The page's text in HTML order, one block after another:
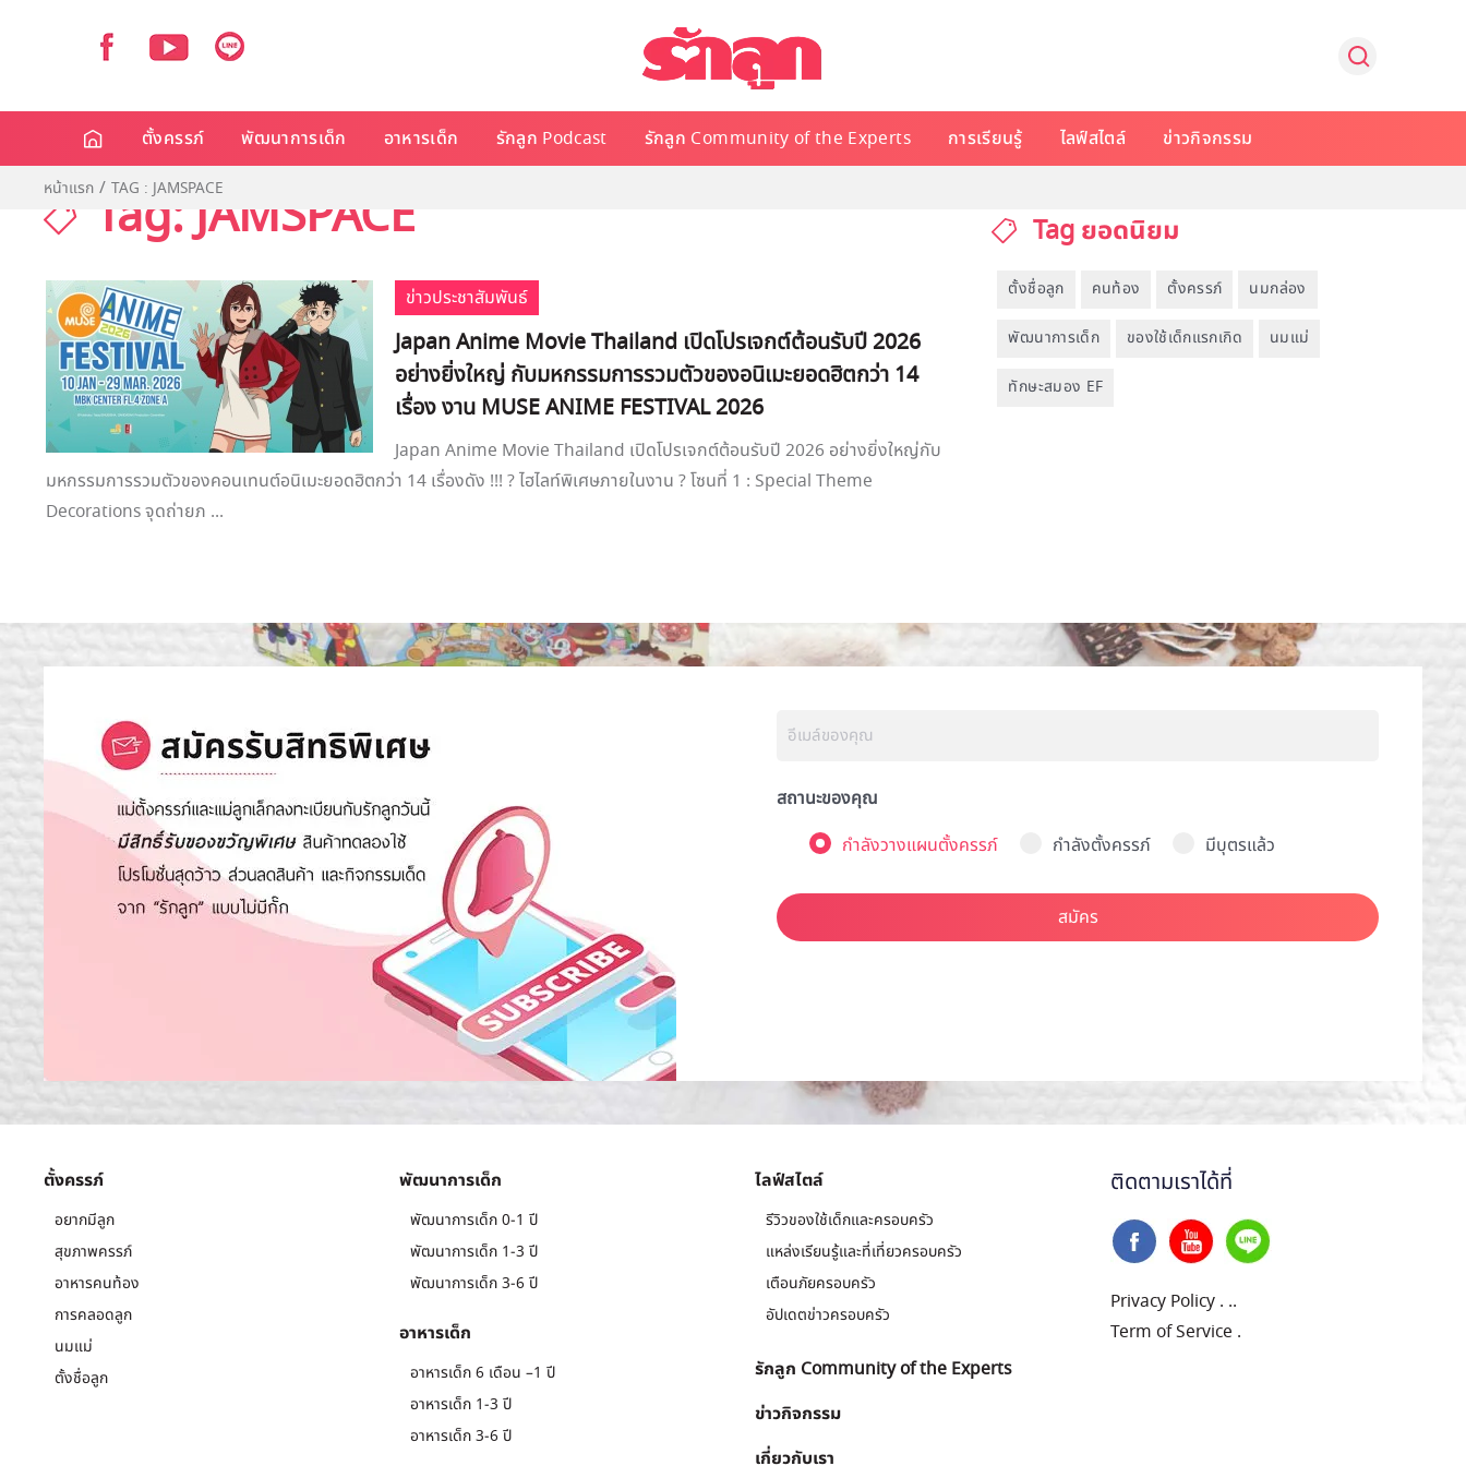
ตั้งครรภ์ พัฒนาการเด็ก อาหารเด็ก รักลูก Podcast รักลูก Community of the Experts การเรียนรู้ ไลฟ์สไตล์ ข่าวกิจกรรม
หน้าแรก TAG : JAMSPACE
Tag: JAMSPACE
ข่าวประชาสัมพันธ์
Japan Anime Movie Thailand เปิดโปรเจกต์ต้อนรับปี 2026
อย่างยิ่งใหญ่ กับมหกรรมการรวมตัวของอนิเมะยอดฮิตกว่า 14
เรื่อง งาน MUSE ANIME FESTIVAL 2026
Japan Anime Movie Thailand เปิดโปรเจกต์ต้อนรับปี 2026 อย่างยิ่งใหญ่กับ
มหกรรมการรวมตัวของคอนเทนต์อนิเมะยอดฮิตกว่า 14 เรื่องดัง !!! ? ไฮไลท์พิเศษภายในงาน ? โซนที่ 1 : Special Theme
Decorations จุดถ่ายภ ...
Tag ยอดนิยม
ตั้งชื่อลูก คนท้อง ตั้งครรภ์ นมกล่อง
พัฒนาการเด็ก ของใช้เด็กแรกเกิด นมแม่
ทักษะสมอง EF
สถานะของคุณ
กำลังวางแผนตั้งครรภ์
กำลังตั้งครรภ์ มีบุตรแล้ว
สมัคร
ตั้งครรภ์
อยากมีลูก
สุขภาพครรภ์
อาหารคนท้อง
การคลอดลูก
นมแม่
ตั้งชื่อลูก
พัฒนาการเด็ก
พัฒนาการเด็ก 0-1 ปี
พัฒนาการเด็ก 1-3 ปี
พัฒนาการเด็ก 3-6 ปี
อาหารเด็ก
อาหารเด็ก 6 เดือน –1 ปี
อาหารเด็ก 1-3 ปี
อาหารเด็ก 3-6 ปี
ไลฟ์สไตล์
รีวิวของใช้เด็กและครอบครัว
แหล่งเรียนรู้และที่เที่ยวครอบครัว
เตือนภัยครอบครัว
อัปเดตข่าวครอบครัว
รักลูก Community of the Experts
ข่าวกิจกรรม
เกี่ยวกับเรา
ติดตามเราได้ที่
Privacy Policy . ..
Term of Service .